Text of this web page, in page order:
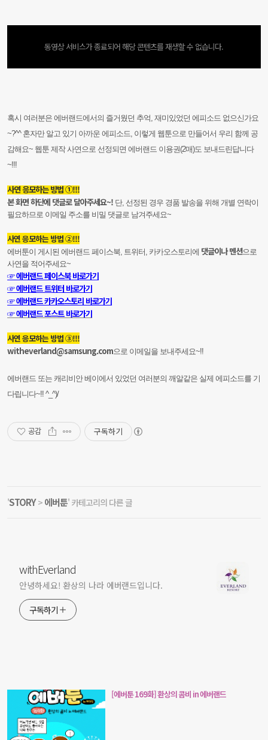
동영상 서비스가 종료되어 해당 콘텐츠를 재생할 수 없습니다.
혹시 여러분은 에버랜드에서의 즐거웠던 추억, 재미있었던 에피소드 없으신가요
~?^^ 혼자만 알고 있기 아까운 에피소드, 이렇게 웹툰으로 만들어서 우리 함께 공
감해요~ 웹툰 제작 사연으로 선정되면 에버랜드 이용권(2매)도 보내드린답니다
~!!!
사연 응모하는 방법 ①!!!
본 화면 하단에 댓글로 달아주세요~! 단, 선정된 경우 경품 발송을 위해 개별 연락이
필요하므로 이메일 주소를 비밀 댓글로 남겨주세요~
사연 응모하는 방법 ②!!!
에버툰이 게시된 에버랜드 페이스북, 트위터, 카카오스토리에 댓글이나 멘션으로
사연을 적어주세요~
☞ 에버랜드 페이스북 바로가기
☞ 에버랜드 트위터 바로가기
☞ 에버랜드 카카오스토리 바로가기
☞ 에버랜드 포스트 바로가기
사연 응모하는 방법 ③!!!
witheverland@samsung.com으로 이메일을 보내주세요~!!
에버랜드 또는 캐리비안 베이에서 있었던 여러분의 깨알같은 실제 에피소드를 기
다립니다~!! ^_^)/
공감 구독하기
'STORY> 에버툰' 카테고리의 다른 글
withEverland
안녕하세요! 환상의 나라 에버랜드입니다.
구독하기
[에버툰 169화] 환상의 콤비 in 에버랜드